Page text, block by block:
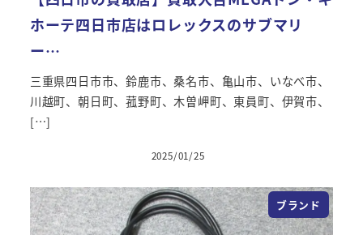
ホーテ四日市店はロレックスのサブマリ
ー…
三重県四日市市、鈴鹿市、桑名市、亀山市、いなべ市、
川越町、朝日町、菰野町、木曽岬町、東員町、伊賀市、
[…]
2025/01/25
ブランド